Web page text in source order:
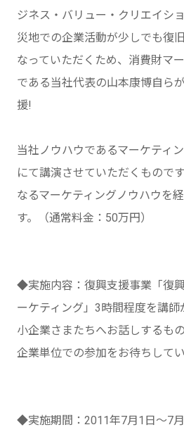
ジネス・バリュー・クリエイシ
災地での企業活動が少しでも復
なっていただくため、消費財マ
である当社代表の山本康博自ら
援!
当社ノウハウであるマーケティ
にて講演させていただくもので
なるマーケティングノウハウを
す。（通常料金：50万円）
◆実施内容：復興支援事業「復
ーケティング」3時間程度を講
小企業さまたちへお話しするも
企業単位での参加をお待ちしてい
◆実施期間：2011年7月1日～7